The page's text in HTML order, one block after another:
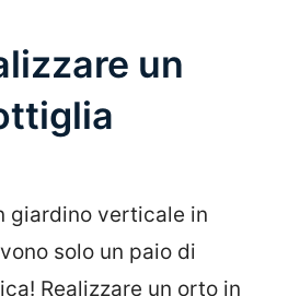
un
giardino verticale in
solo un paio di
Realizzare un orto in